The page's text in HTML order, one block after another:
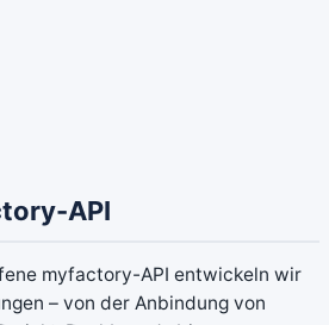
API
myfactory-API entwickeln wir
– von der Anbindung von